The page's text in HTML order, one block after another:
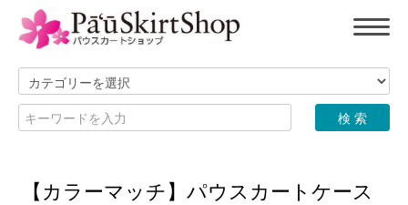
【カラーマッチ】パウスカートケース